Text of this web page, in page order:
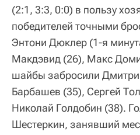
(2:1, 3:3, 0:0) в пользу
победителей точными
Энтони Дюклер (1-я
Макдэвид (26), Макс
шайбы забросили
Барбашев (35), Сергей
Николай Голдобин (38).
Шестеркин, занявший